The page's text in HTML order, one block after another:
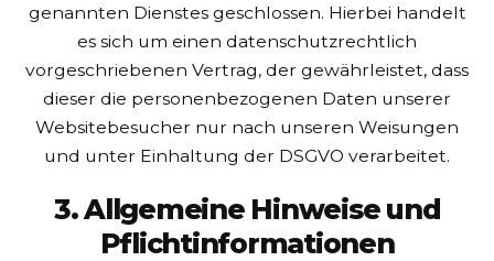
genannten Dienstes geschlossen. Hierbei handelt
es sich um einen datenschutzrechtlich
vorgeschriebenen Vertrag, der gewährleistet, dass
dieser die personenbezogenen Daten unserer
Websitebesucher nur nach unseren Weisungen
und unter Einhaltung der DSGVO verarbeitet.
3. Allgemeine Hinweise und
Pflicht­informationen